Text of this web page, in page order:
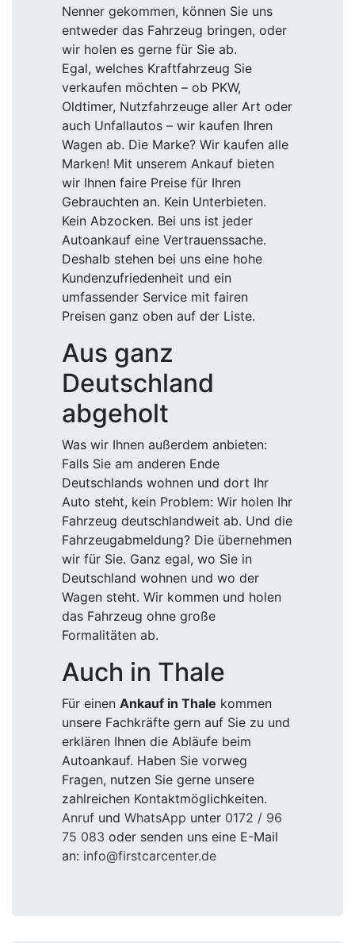
Nenner gekommen, können Sie uns
entweder das Fahrzeug bringen, oder
wir holen es gerne für Sie ab.
Egal, welches Kraftfahrzeug Sie
verkaufen möchten – ob PKW,
Oldtimer, Nutzfahrzeuge aller Art oder
auch Unfallautos – wir kaufen Ihren
Wagen ab. Die Marke? Wir kaufen alle
Marken! Mit unserem Ankauf bieten
wir Ihnen faire Preise für Ihren
Gebrauchten an. Kein Unterbieten.
Kein Abzocken. Bei uns ist jeder
Autoankauf eine Vertrauenssache.
Deshalb stehen bei uns eine hohe
Kundenzufriedenheit und ein
umfassender Service mit fairen
Preisen ganz oben auf der Liste.
Aus ganz
Deutschland
abgeholt
Was wir Ihnen außerdem anbieten:
Falls Sie am anderen Ende
Deutschlands wohnen und dort Ihr
Auto steht, kein Problem: Wir holen Ihr
Fahrzeug deutschlandweit ab. Und die
Fahrzeugabmeldung? Die übernehmen
wir für Sie. Ganz egal, wo Sie in
Deutschland wohnen und wo der
Wagen steht. Wir kommen und holen
das Fahrzeug ohne große
Formalitäten ab.
Auch in Thale
Für einen Ankauf in Thale kommen
unsere Fachkräfte gern auf Sie zu und
erklären Ihnen die Abläufe beim
Autoankauf. Haben Sie vorweg
Fragen, nutzen Sie gerne unsere
zahlreichen Kontaktmöglichkeiten.
Anruf und WhatsApp unter 0172 / 96
75 083 oder senden uns eine E-Mail
an: info@firstcarcenter.de